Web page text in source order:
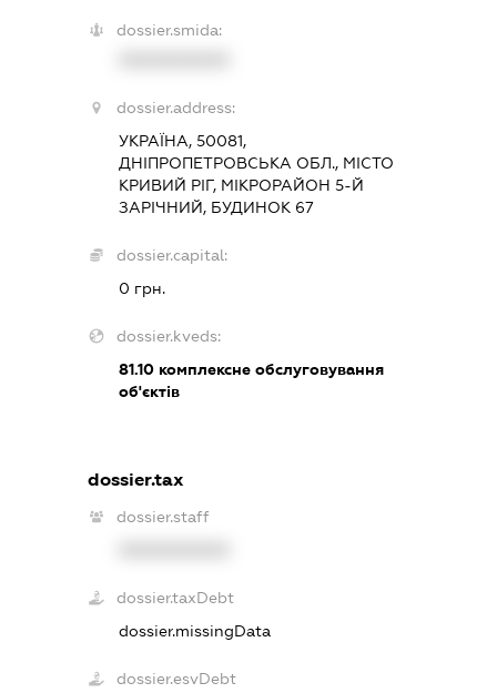
dossier.smida:
dossier.address:
УКРАЇНА, 50081,
ДНІПРОПЕТРОВСЬКА ОБЛ., МІСТО
КРИВИЙ РІГ, МІКРОРАЙОН 5-Й
ЗАРІЧНИЙ, БУДИНОК 67
dossier.capital:
0 грн.
dossier.kveds:
81.10комплексне обслуговування
об'єктів
dossier.tax
dossier.staff
dossier.taxDebt
dossier.missingData
dossier.esvDebt